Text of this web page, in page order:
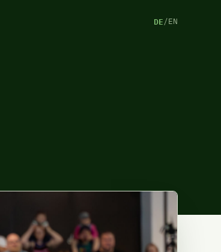
DE/EN